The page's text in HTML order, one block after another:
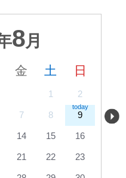
8月
金 土 日
1 2
7 8 9
14 15 16
21 22 23